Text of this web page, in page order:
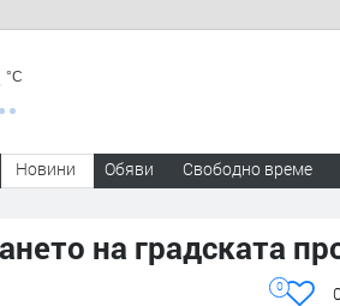
°C
Новини Обяви Свободно време
на градската
0